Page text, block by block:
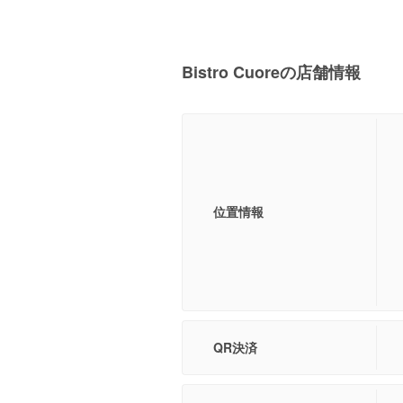
Bistro Cuoreの店舗情報
位置情報
QR決済